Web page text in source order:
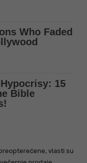
vlasti su